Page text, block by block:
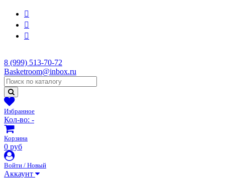
8 (999) 513-70-72
Basketroom@inbox.ru
Избранное
Кол-во: -
Корзина
0 руб
Войти / Новый
Аккаунт